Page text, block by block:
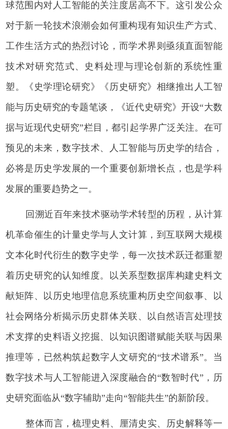
球范围内对人工智能的关注度居高不下。这引发公众
对于新一轮技术浪潮会如何重构现有知识生产方式、
工作生活方式的热烈讨论，而学术界则亟须直面智能
技术对研究范式、史料处理与理论创新的系统性重
塑。《史学理论研究》《历史研究》相继推出人工智
能与历史研究的专题笔谈，《近代史研究》开设“大数
据与近现代史研究”栏目，都引起学界广泛关注。在可
预见的未来，数字技术、人工智能与历史学的结合，
必将是历史学发展的一个重要创新增长点，也是学科
发展的重要趋势之一。
回溯近百年来技术驱动学术转型的历程，从计算
机革命催生的计量史学与人文计算，到互联网大规模
文本化时代衍生的数字史学，每一次技术跃迁都重塑
着历史研究的认知维度。以关系型数据库构建史料文
献矩阵、以历史地理信息系统重构历史空间叙事、以
社会网络分析揭示历史群体关联、以自然语言处理技
术支撑的史料语义挖掘、以知识图谱赋能关联与因果
推理等，已然构筑起数字人文研究的“技术谱系”。当
数字技术与人工智能进入深度融合的“数智时代”，历
史研究面临从“数字辅助”走向“智能共生”的新阶段。
整体而言，梳理史料、厘清史实、历史解释等一